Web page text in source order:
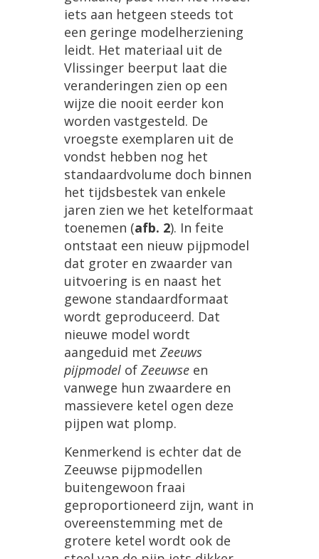
iets aan hetgeen steeds tot
een geringe modelherziening
leidt. Het materiaal uit de
Vlissinger beerput laat die
veranderingen zien op een
wijze die nooit eerder kon
worden vastgesteld. De
vroegste exemplaren uit de
vondst hebben nog het
standaardvolume doch binnen
het tijdsbestek van enkele
jaren zien we het ketelformaat
toenemen (afb. 2). In feite
ontstaat een nieuw pijpmodel
dat groter en zwaarder van
uitvoering is en naast het
gewone standaardformaat
wordt geproduceerd. Dat
nieuwe model wordt
aangeduid met Zeeuws
pijpmodel of Zeeuwse en
vanwege hun zwaardere en
massievere ketel ogen deze
pijpen wat plomp.
Kenmerkend is echter dat de
Zeeuwse pijpmodellen
buitengewoon fraai
geproportioneerd zijn, want in
overeenstemming met de
grotere ketel wordt ook de